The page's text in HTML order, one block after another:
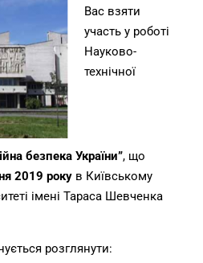
Вас взяти
участь у роботі
Науково-
технічної
безпека України”, що
2019 року в Київському
імені Тараса Шевченка
розглянути: